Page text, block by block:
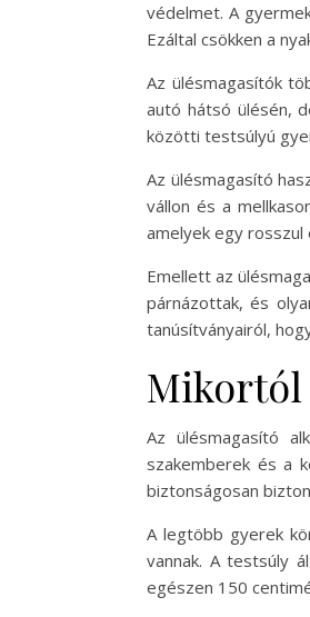
védelmet. A
Ezáltal csökken a
Az ülésmagasítók
autó hátsó ülésén,
közötti testsúlyú
Az ülésmagasító
vállon és a
amelyek egy
Emellett az
párnázottak, és
tanúsítványairól,
Mikortól
Az ülésmagasító
szakemberek és a
biztonságosan
A legtöbb gyerek
vannak. A testsúly
egészen 150